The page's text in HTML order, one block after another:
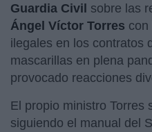
Guardia Civil sobre las
Ángel Víctor Torres con
ilegales en los contratos
mascarillas en plena
provocado reacciones
El propio ministro Torres
siguiendo el manual del